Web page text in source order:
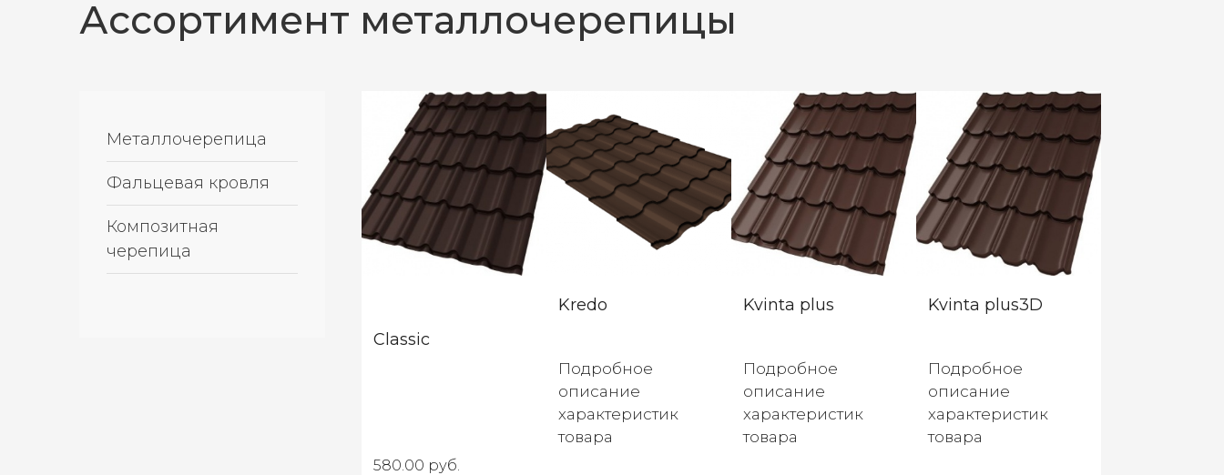
Ассортимент металлочерепицы
Металлочерепица
Фальцевая кровля
Композитная
черепица
Classic
580.00 руб.
Kredo
Подробное
описание
характеристик
товара
Kvinta plus
Подробное
описание
характеристик
товара
Kvinta plus3D
Подробное
описание
характеристик
товара